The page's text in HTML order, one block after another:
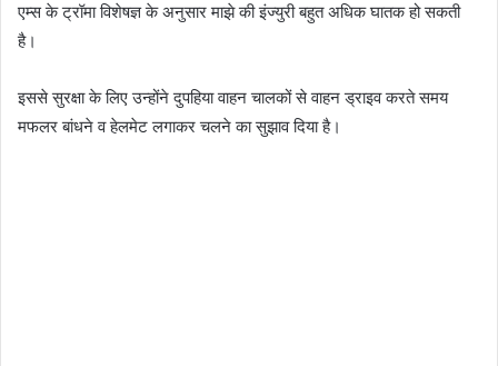
एम्स के ट्रॉमा विशेषज्ञ के अनुसार माझे की इंज्युरी बहुत अधिक घातक हो सकती
है।
इससे सुरक्षा के लिए उन्होंने दुपहिया वाहन चालकों से वाहन ड्राइव करते समय
मफलर बांधने व हेलमेट लगाकर चलने का सुझाव दिया है।